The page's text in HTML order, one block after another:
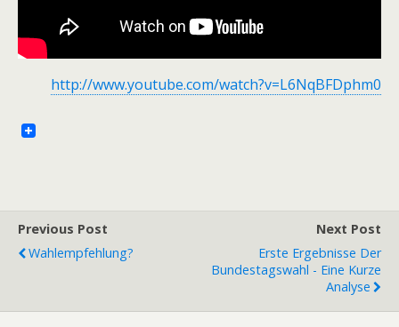
http://www.youtube.com/watch?v=L6NqBFDphm0
Previous Post
Wahlempfehlung?
Next Post
Erste Ergebnisse Der
Bundestagswahl - Eine Kurze
Analyse